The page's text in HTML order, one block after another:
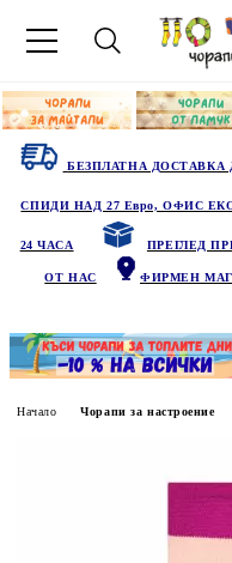
БЕЗПЛАТНА ДОСТАВКА
СПИДИ НАД 27 Евро, ОФИС
24 ЧАСА ПРЕГЛЕД
ОТ НАС ФИРМЕН
Начало Чорапи за настроение